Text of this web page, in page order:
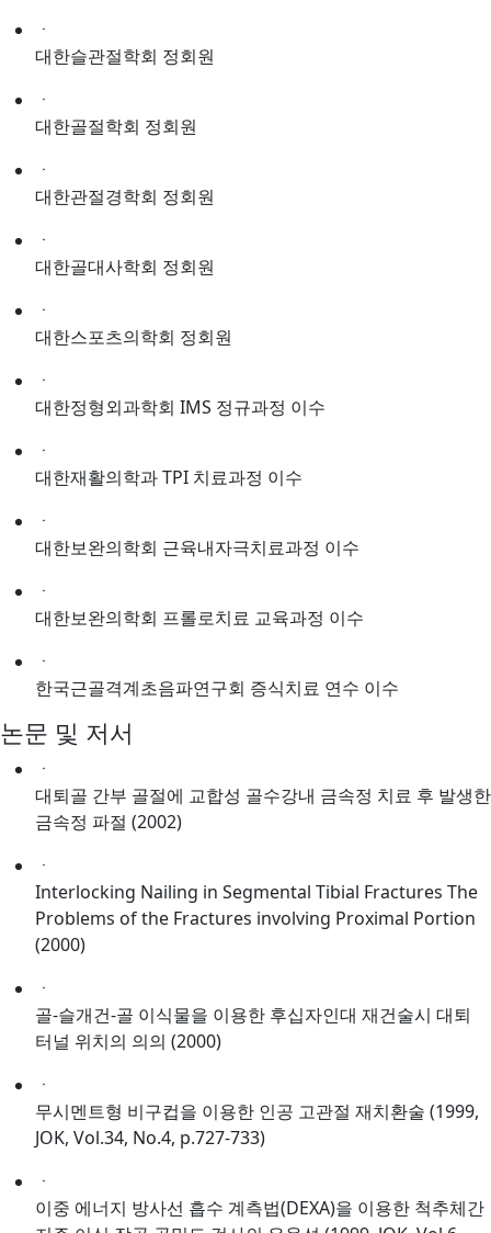
ㆍ
대한슬관절학회 정회원
ㆍ
대한골절학회 정회원
ㆍ
대한관절경학회 정회원
ㆍ
대한골대사학회 정회원
ㆍ
대한스포츠의학회 정회원
ㆍ
대한정형외과학회 IMS 정규과정 이수
ㆍ
대한재활의학과 TPI 치료과정 이수
ㆍ
대한보완의학회 근육내자극치료과정 이수
ㆍ
대한보완의학회 프롤로치료 교육과정 이수
ㆍ
한국근골격계초음파연구회 증식치료 연수 이수
논문 및 저서
ㆍ
대퇴골 간부 골절에 교합성 골수강내 금속정 치료 후 발생한
금속정 파절 (2002)
ㆍ
Interlocking Nailing in Segmental Tibial Fractures The
Problems of the Fractures involving Proximal Portion
(2000)
ㆍ
골-슬개건-골 이식물을 이용한 후십자인대 재건술시 대퇴
터널 위치의 의의 (2000)
ㆍ
무시멘트형 비구컵을 이용한 인공 고관절 재치환술 (1999,
JOK, Vol.34, No.4, p.727-733)
ㆍ
이중 에너지 방사선 흡수 계측법(DEXA)을 이용한 척추체간